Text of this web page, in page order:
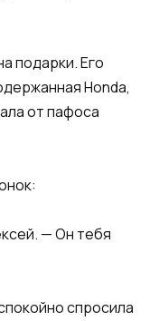
подарки. Его
Honda,
от пафоса
— Он тебя
спросила